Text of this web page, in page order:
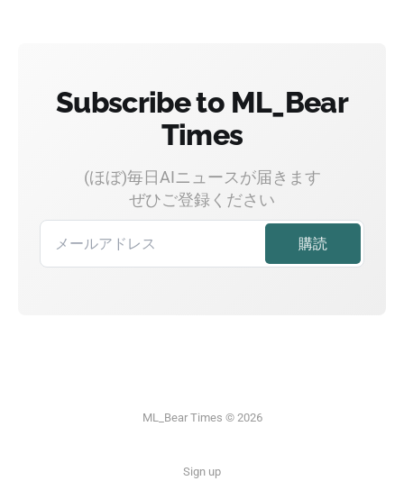
Subscribe to ML_Bear
Times
(ほぼ)毎日AIニュースが届きます
ぜひご登録ください
ML_Bear Times © 2026
Sign up